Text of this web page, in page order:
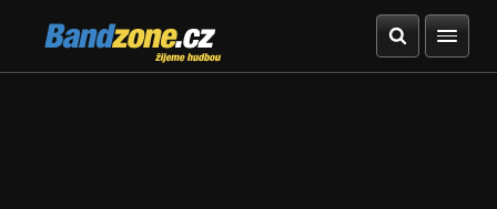
Bandzone.cz
žijeme hudbou